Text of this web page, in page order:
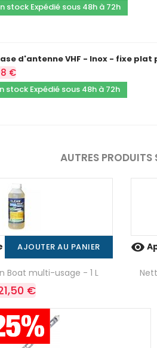
stock Expédié sous 48h à 72h
d'antenne VHF - Inox - fixe plat
€
stock Expédié sous 48h à 72h
AUTRES PRODUITS
AJOUTER AU PANIER
Boat multi-usage - 1 L
€
